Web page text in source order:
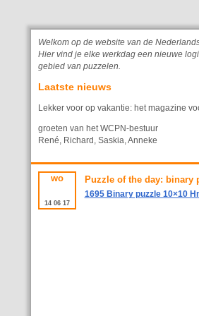
Welkom op de website van de
Hier vind je elke werkdag een nieuwe
gebied van puzzelen.
Laatste nieuws
Lekker voor op vakantie: het magazine
groeten van het WCPN-bestuur
René, Richard, Saskia, Anneke
wo
14 06 17
Puzzle of the day: binary
1695 Binary puzzle 10×10